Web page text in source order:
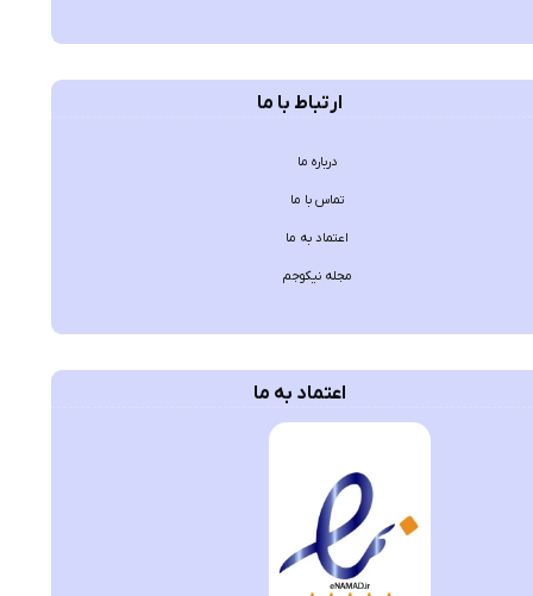
ارتباط با ما
درباره ما
تماس با ما
اعتماد به ما
مجله نیکوجم
اعتماد به ما